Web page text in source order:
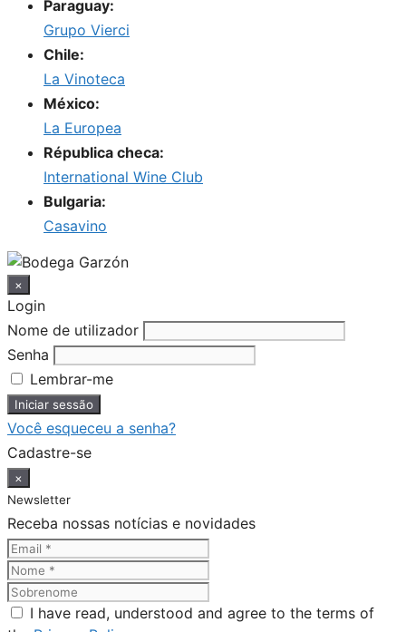
Paraguay:
Grupo Vierci
Chile:
La Vinoteca
México:
La Europea
Républica checa:
International Wine Club
Bulgaria:
Casavino
×
Login
Nome de utilizador
Senha
Lembrar-me
Você esqueceu a senha?
Cadastre-se
×
Newsletter
Receba nossas notícias e novidades
I have read, understood and agree to the terms of